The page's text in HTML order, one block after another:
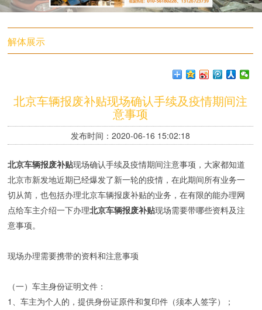
解体展示
北京车辆报废补贴现场确认手续及疫情期间注
意事项
发布时间：2020-06-16 15:02:18
北京车辆报废补贴现场确认手续及疫情期间注意事项，大家都知道
北京市新发地近期已经爆发了新一轮的疫情，在此期间所有业务一
切从简，也包括办理北京车辆报废补贴的业务，在有限的能办理网
点给车主介绍一下办理北京车辆报废补贴现场需要带哪些资料及注
意事项。
现场办理需要携带的资料和注意事项
（一）车主身份证明文件：
1、车主为个人的，提供身份证原件和复印件（须本人签字）；